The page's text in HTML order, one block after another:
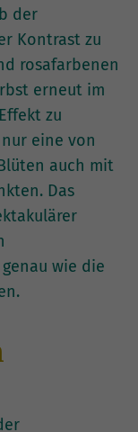
der
Kontrast zu
rosafarbenen
erneut im
zu
eine von
auch mit
Das
wie die